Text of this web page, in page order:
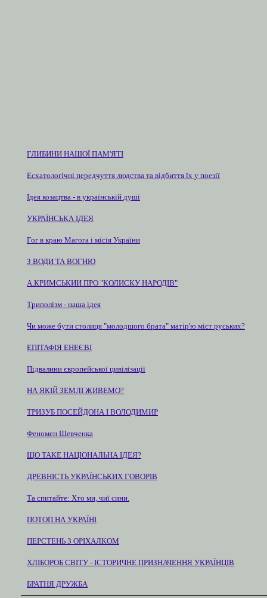
ГЛИБИНИ НАШОЇ ПАМ'ЯТІ
Есхатологічні передчуття людства та відбиття їх у поезії
Ідея козацтва - в українській душі
УКРАЇНСЬКА ІДЕЯ
Гог в краю Магога і місія України
З ВОДИ ТА ВОГНЮ
А.КРИМСЬКИИ ПРО "КОЛИСКУ НАРОДІВ"
Триполізм - наша ідея
Чи може бути столиця "молодшого брата" матір'ю міст руських?
ЕПІТАФІЯ ЕНЕЄВІ
Підвалини європейської цивілізації
НА ЯКІЙ ЗЕМЛІ ЖИВЕМО?
ТРИЗУБ ПОСЕЙДОНА І ВОЛОДИМИР
Феномен Шевченка
ЩО ТАКЕ НАЦІОНАЛЬНА ІДЕЯ?
ДРЕВНІСТЬ УКРАЇНСЬКИХ ГОВОРІВ
Та спитайте: Хто ми, чиї сини.
ПОТОП НА УКРАЇНІ
ПЕРСТЕНЬ З ОРІХАЛКОМ
ХЛІБОРОБ СВІТУ - ІСТОРИЧНЕ ПРИЗНАЧЕННЯ УКРАЇНЦІВ
БРАТНЯ ДРУЖБА